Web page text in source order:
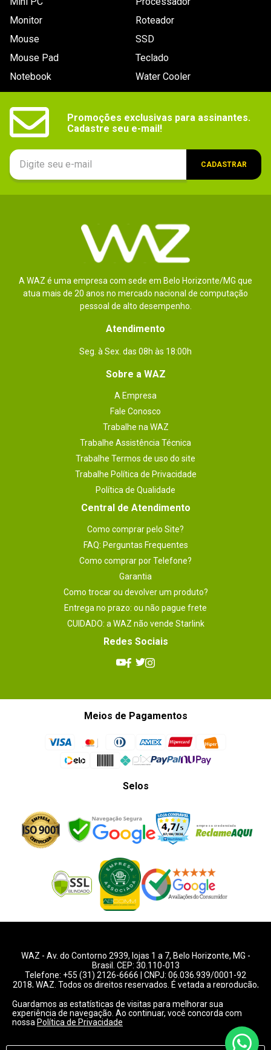
Monitor
Mouse
Mouse Pad
Notebook
Roteador
SSD
Teclado
Water Cooler
Promoções exclusivas para assinantes.
Cadastre seu e-mail!
CADASTRAR
A WAZ é uma empresa com sede em Belo Horizonte/MG que
atua mais de 20 anos no mercado nacional de computação
pessoal de alto desempenho.
Atendimento
Seg. à Sex. das 08h às 18:00h
Sobre a WAZ
A Empresa
Fale Conosco
Trabalhe na WAZ
Trabalhe Assistência Técnica
Trabalhe Termos de uso do site
Trabalhe Política de Privacidade
Política de Qualidade
Central de Atendimento
Como comprar pelo Site?
FAQ: Perguntas Frequentes
Como comprar por Telefone?
Garantia
Como trocar ou devolver um produto?
Entrega no prazo: ou não pague frete
CUIDADO: a WAZ não vende Starlink
Redes Sociais
Meios de Pagamentos
Selos
WAZ - Av. do Contorno 2939, lojas 1 a 7, Belo Horizonte, MG -
Brasil. CEP: 30.110-013
Telefone: +55 (31) 2126-6666 | CNPJ: 06.036.939/0001-92
2018, WAZ. Todos os direitos reservados. É vetada a reprodução,
Preços e condições de pagamentos válidos exclusivamente
para compras pelo website.
Guardamos as estatísticas de visitas para melhorar sua
experiência de navegação. Ao continuar, você concorda com
nossa Política de Privacidade